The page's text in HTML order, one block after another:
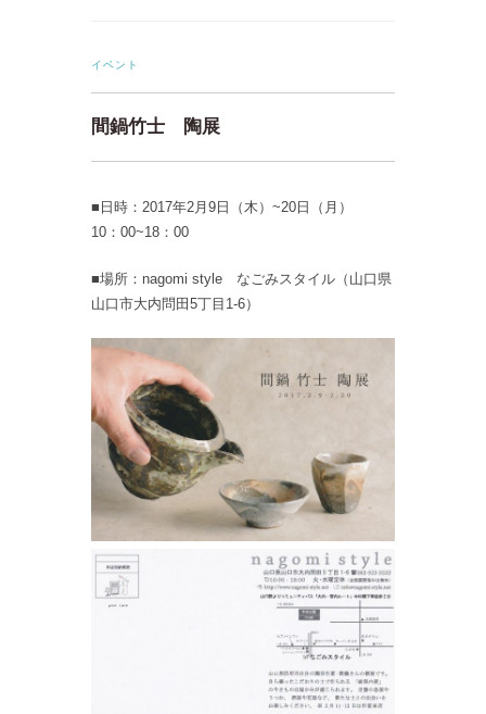
イベント
間鍋竹士 陶展
■日時：2017年2月9日（木）~20日（月）
10：00~18：00
■場所：nagomi style なごみスタイル（山口県
山口市大内問田5丁目1-6）